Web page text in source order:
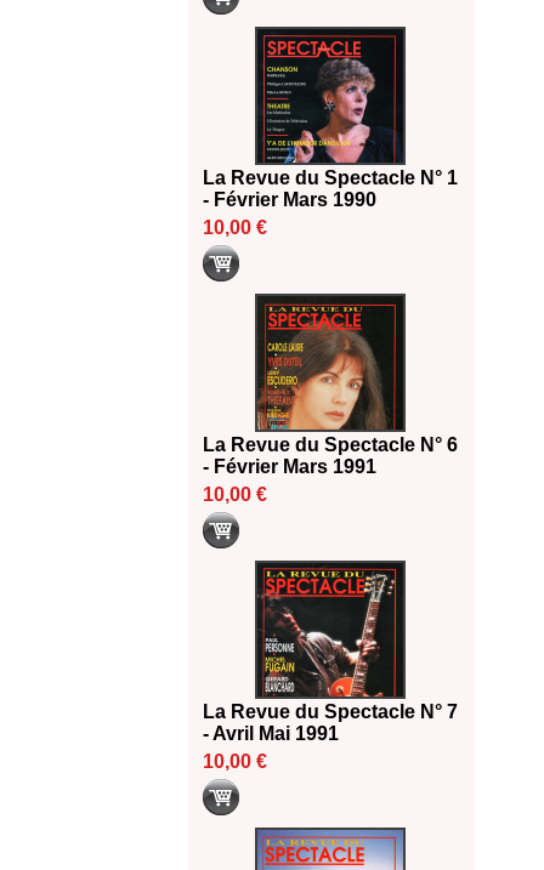
La Revue du Spectacle N° 1
- Février Mars 1990
10,00 €
La Revue du Spectacle N° 6
- Février Mars 1991
10,00 €
La Revue du Spectacle N° 7
- Avril Mai 1991
10,00 €